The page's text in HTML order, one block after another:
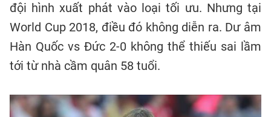
đội hình xuất phát vào loại tối ưu. Nhưng tại
World Cup 2018, điều đó không diễn ra. Dư âm
Hàn Quốc vs Đức 2-0 không thể thiếu sai lầm
tới từ nhà cầm quân 58 tuổi.